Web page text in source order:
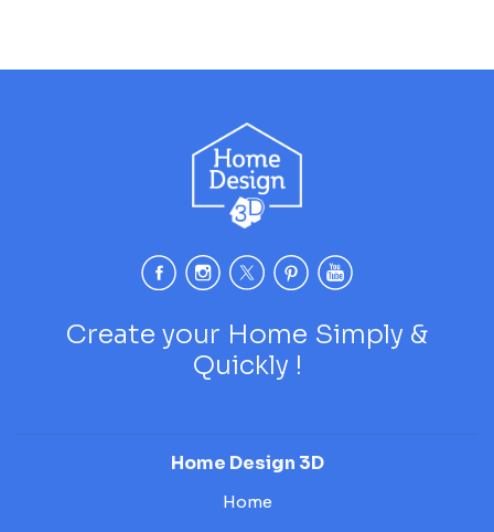
Create your Home Simply &
Quickly !
Home Design 3D
Home